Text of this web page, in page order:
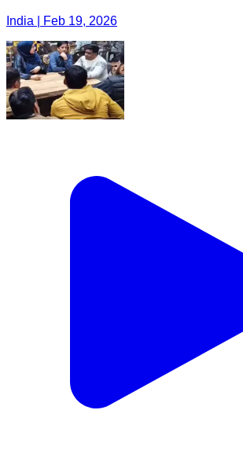
India | Feb 19, 2026